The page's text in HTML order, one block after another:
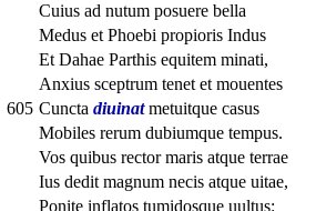
Cuius ad nutum posuere bella
Medus et Phoebi propioris Indus
Et Dahae Parthis equitem minati,
Anxius sceptrum tenet et mouentes
605 Cuncta diuinatmetuitque casus
Mobiles rerum dubiumque tempus.
Vos quibus rector maris atque terrae
Ius dedit magnum necis atque uitae,
Ponite inflatos tumidosque uultus: